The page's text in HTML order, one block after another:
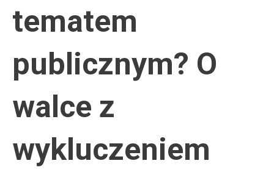
tematem
publicznym? O
walce z
wykluczeniem